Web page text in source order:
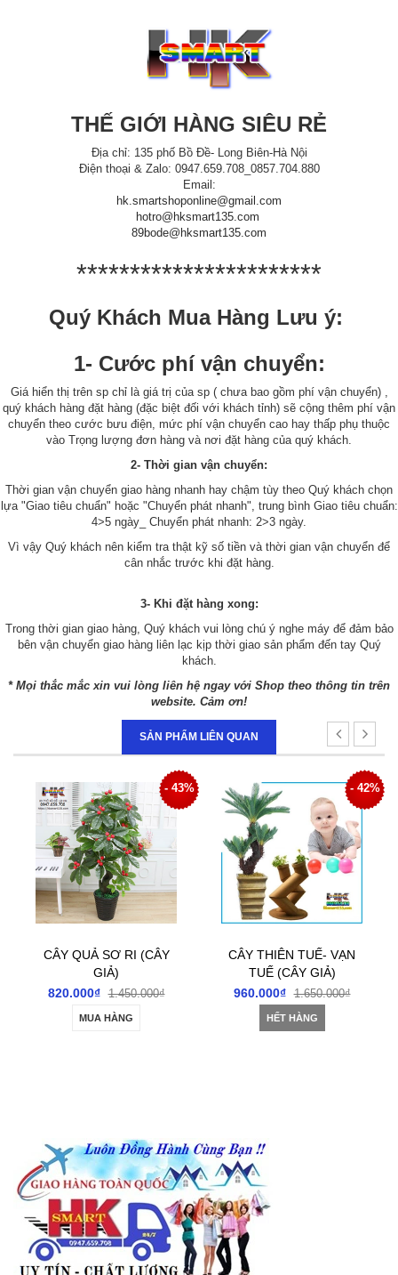
THẾ GIỚI HÀNG SIÊU RẺ
Địa chỉ: 135 phố Bồ Đề- Long Biên-Hà Nội
Điện thoại & Zalo: 0947.659.708_0857.704.880
Email:
hk.smartshoponline@gmail.com
hotro@hksmart135.com
89bode@hksmart135.com
***********************
Quý Khách Mua Hàng Lưu ý:
1- Cước phí vận chuyển:
Giá hiển thị trên sp chỉ là giá trị của sp ( chưa bao gồm phí vận chuyển) ,
quý khách hàng đặt hàng (đặc biệt đối với khách tỉnh) sẽ cộng thêm phí vận
chuyển theo cước bưu điện, mức phí vận chuyển cao hay thấp phụ thuộc
vào Trọng lượng đơn hàng và nơi đặt hàng của quý khách.
2- Thời gian vận chuyển:
Thời gian vận chuyển giao hàng nhanh hay chậm tùy theo Quý khách chọn
lựa "Giao tiêu chuẩn" hoặc "Chuyển phát nhanh", trung bình Giao tiêu chuẩn:
4>5 ngày_ Chuyển phát nhanh: 2>3 ngày.
Vì vậy Quý khách nên kiểm tra thật kỹ số tiền và thời gian vận chuyển để
cân nhắc trước khi đặt hàng.
3- Khi đặt hàng xong:
Trong thời gian giao hàng, Quý khách vui lòng chú ý nghe máy để đảm bảo
bên vận chuyển giao hàng liên lạc kịp thời giao sản phẩm đến tay Quý
khách.
* Mọi thắc mắc xin vui lòng liên hệ ngay với Shop theo thông tin trên
website. Cảm ơn!
SẢN PHẨM LIÊN QUAN
- 42%
CÂY THIÊN TUẾ- VẠN
TUẾ (CÂY GIẢ)
960.000₫ 1.650.000₫
HẾT HÀNG
- 43%
CÂY THIẾT MỘC LAN
(CÂY GIẢ)
660.000₫ 1.150.000₫
MUA HÀNG